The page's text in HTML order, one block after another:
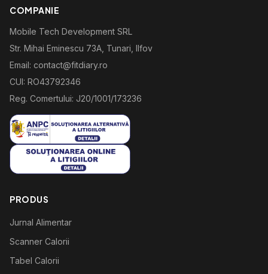
COMPANIE
Mobile Tech Development SRL
Str. Mihai Eminescu 73A, Tunari, Ilfov
Email: contact@fitdiary.ro
CUI: RO43792346
Reg. Comertului: J20/1001/173236
PRODUS
Jurnal Alimentar
Scanner Calorii
Tabel Calorii